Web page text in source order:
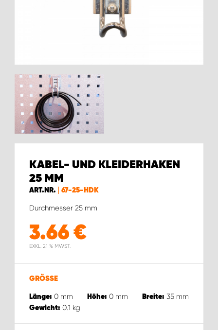
KABEL- UND KLEIDERHAKEN
25 MM
ART.NR. 67-25-HDK
Durchmesser 25 mm
3.66 €
EXKL. 21 % MWST.
GRÖSSE
Länge: 0 mm Höhe: 0 mm Breite: 35 mm
Gewicht: 0.1 kg
WORK SYSTEM WORK SYSTEM BRÜGGE